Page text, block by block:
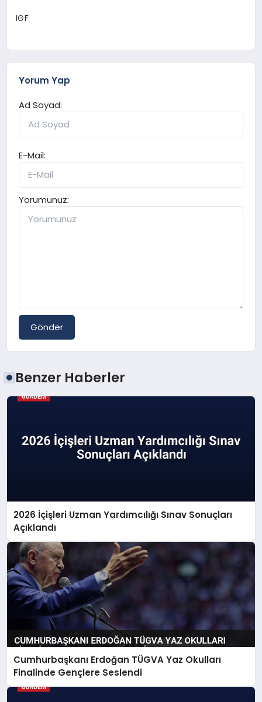
IGF
Yorum Yap
Ad Soyad:
E-Mail:
Yorumunuz:
Gönder
Benzer Haberler
2026 İçişleri Uzman Yardımcılığı Sınav Sonuçları
Açıklandı
Cumhurbaşkanı Erdoğan TÜGVA Yaz Okulları
Finalinde Gençlere Seslendi